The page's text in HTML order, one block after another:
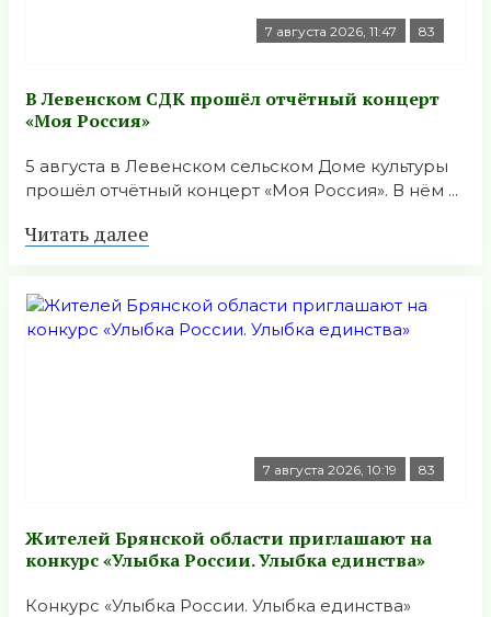
7 августа 2026, 11:47 83
В Левенском СДК прошёл отчётный концерт
«Моя Россия»
5 августа в Левенском сельском Доме культуры
прошёл отчётный концерт «Моя Россия». В нём ...
Читать далее
7 августа 2026, 10:19 83
Жителей Брянской области приглашают на
конкурс «Улыбка России. Улыбка единства»
Конкурс «Улыбка России. Улыбка единства»